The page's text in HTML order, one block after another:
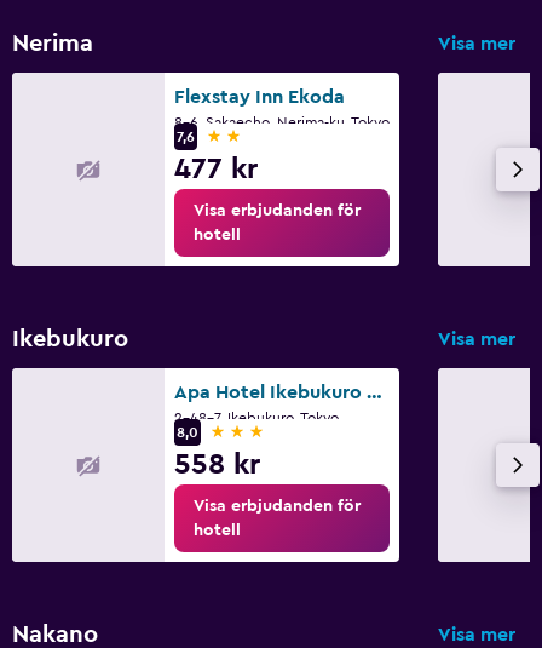
Nerima Visa mer
Flexstay Inn Ekoda
8-6, Sakaecho, Nerima-ku, Tokyo
7,6
2 stjärnor
477 kr
Visa erbjudanden för
hotell
Ikebukuro Visa mer
Apa Hotel Ikebukuro Eki Kitaguchi
2-48-7, Ikebukuro, Tokyo
8,0
3 stjärnor
558 kr
Visa erbjudanden för
hotell
Nakano Visa mer